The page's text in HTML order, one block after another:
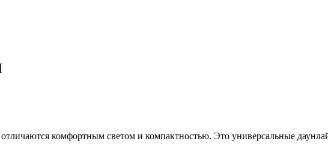
комфортным светом и компактностью. Это универсальные